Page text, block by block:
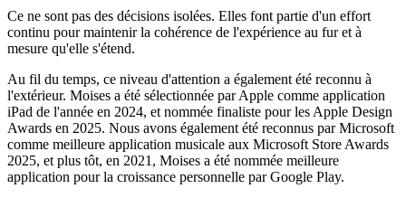
Ce ne sont pas des décisions isolées. Elles font partie d'un effort
continu pour maintenir la cohérence de l'expérience au fur et à
mesure qu'elle s'étend.
Au fil du temps, ce niveau d'attention a également été reconnu à
l'extérieur. Moises a été sélectionnée par Apple comme application
iPad de l'année en 2024, et nommée finaliste pour les Apple Design
Awards en 2025. Nous avons également été reconnus par Microsoft
comme meilleure application musicale aux Microsoft Store Awards
2025, et plus tôt, en 2021, Moises a été nommée meilleure
application pour la croissance personnelle par Google Play.